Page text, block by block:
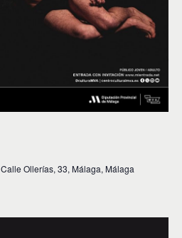
Calle Ollerías, 33, Málaga, Málaga